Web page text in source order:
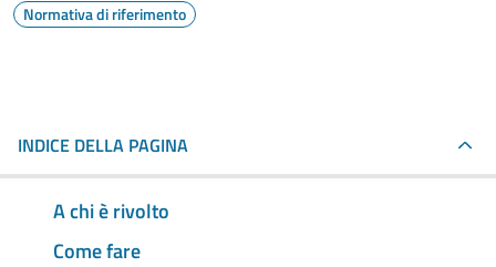
Normativa di riferimento
INDICE DELLA PAGINA
A chi è rivolto
Come fare